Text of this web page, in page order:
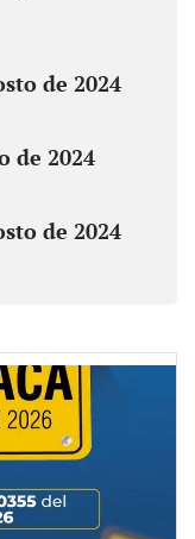
de 2024
de 2024
de 2024